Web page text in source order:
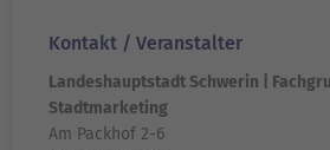
Kontakt / Veranstalter
Landeshauptstadt Schwerin |
Stadtmarketing
Am Packhof 2-6